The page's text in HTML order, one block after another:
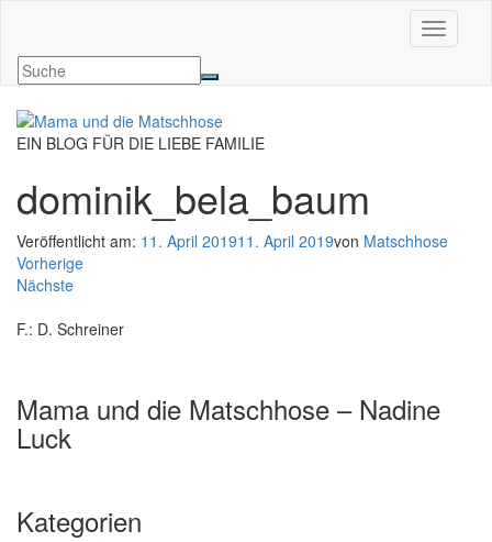
EIN BLOG FÜR DIE LIEBE FAMILIE
dominik_bela_baum
Veröffentlicht am: 11. April 201911. April 2019von Matschhose
Vorherige
Nächste
F.: D. Schreiner
Mama und die Matschhose – Nadine
Luck
Kategorien